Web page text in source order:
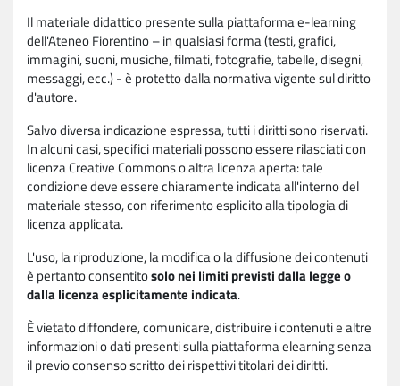
Il materiale didattico presente sulla piattaforma e-learning
dell'Ateneo Fiorentino – in qualsiasi forma (testi, grafici,
immagini, suoni, musiche, filmati, fotografie, tabelle, disegni,
messaggi, ecc.) - è protetto dalla normativa vigente sul diritto
d'autore.
Salvo diversa indicazione espressa, tutti i diritti sono riservati.
In alcuni casi, specifici materiali possono essere rilasciati con
licenza Creative Commons o altra licenza aperta: tale
condizione deve essere chiaramente indicata all'interno del
materiale stesso, con riferimento esplicito alla tipologia di
licenza applicata.
L'uso, la riproduzione, la modifica o la diffusione dei contenuti
è pertanto consentitosolo nei limiti previsti dalla legge o
dalla licenza esplicitamente indicata.
È vietato diffondere, comunicare, distribuire i contenuti e altre
informazioni o dati presenti sulla piattaforma elearning senza
il previo consenso scritto dei rispettivi titolari dei diritti.